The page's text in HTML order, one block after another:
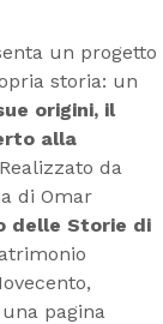
un progetto
storia: un
origini, il
alla
da
di Omar
delle Storie di
pagina